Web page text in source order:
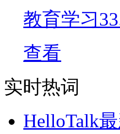
教育学习
查看
实时热词
HelloTalk